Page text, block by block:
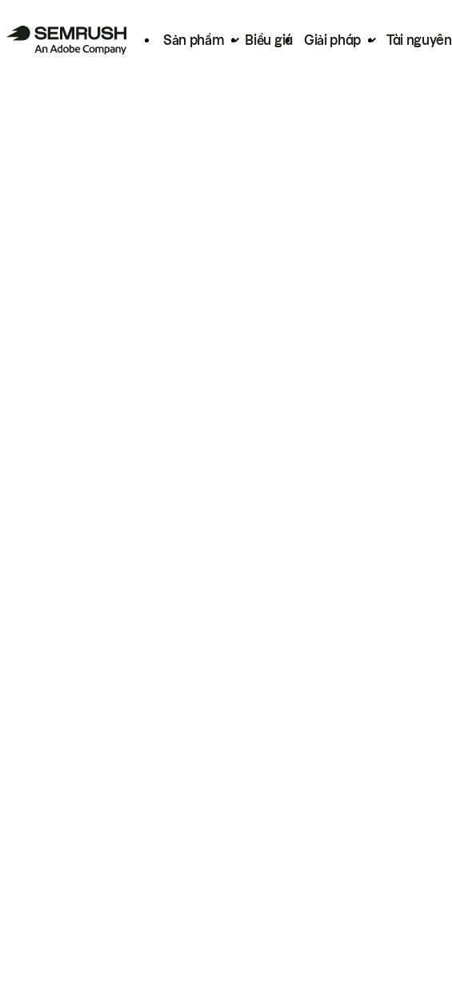
Sản phẩm Biểu giá Giải pháp Tài nguyên